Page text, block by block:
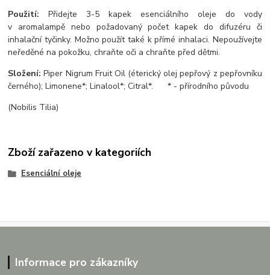
Použití: Přidejte 3-5 kapek esenciálního oleje do vody
v aromalampě nebo požadovaný počet kapek do difuzéru či
inhalační tyčinky. Možno použít také k přímé inhalaci. Nepoužívejte
neředěné na pokožku, chraňte oči a chraňte před dětmi.
Složení: Piper Nigrum Fruit Oil (éterický olej pepřový z pepřovníku
černého); Limonene*; Linalool*; Citral*. * - přírodního původu
(Nobilis Tilia)
Zboží zařazeno v kategoriích
Esenciální oleje
Informace pro zákazníky